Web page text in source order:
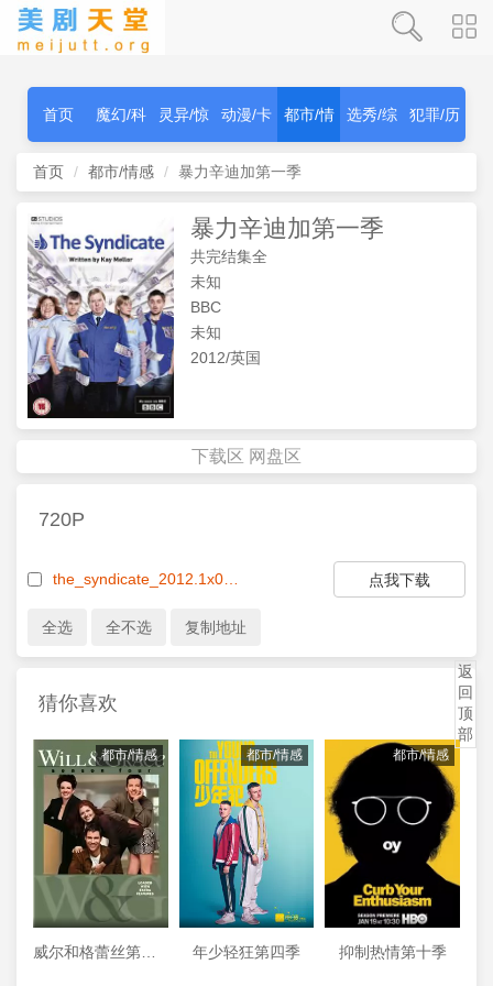
首页 魔幻/科
幻
灵异/惊
秫
动漫/卡
通
都市/情 选秀/综 犯罪/历
首页 都市/情感 暴力辛迪加第一季
暴力辛迪加第一季
共完结集全
未知
BBC
未知
2012/英国
下载区 网盘区
720P
点我下载
猜你喜欢
都市/情感
威尔和格蕾丝第四季
都市/情感
年少轻狂第四季
都市/情感
抑制热情第十季
返
回
顶
部